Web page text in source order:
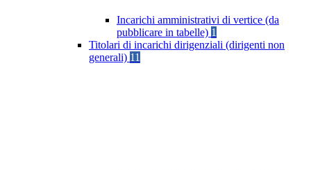
Incarichi amministrativi di vertice (da
pubblicare in tabelle) 1
Titolari di incarichi dirigenziali (dirigenti non
generali) 11